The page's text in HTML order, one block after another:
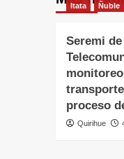
Itata Ñuble
Seremi
proceso
Quirihue